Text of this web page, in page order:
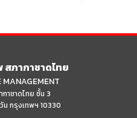
สภากาชาดไทย
MANAGEMENT
าชาดไทย ชั้น 3
กรุงเทพฯ 10330